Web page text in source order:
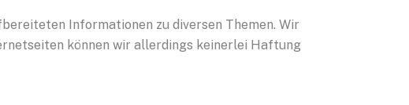
Informationen zu diversen Themen. Wir
können wir allerdings keinerlei Haftung